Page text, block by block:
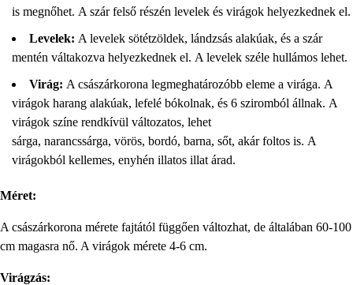
is megnőhet. A szár felső részén levelek és virágok helyezkednek el.
Levelek: A levelek sötétzöldek, lándzsás alakúak, és a szár
mentén váltakozva helyezkednek el. A levelek széle hullámos lehet.
Virág: A császárkorona legmeghatározóbb eleme a virága. A
virágok harang alakúak, lefelé bókolnak, és 6 sziromból állnak. A
virágok színe rendkívül változatos, lehet
sárga, narancssárga, vörös, bordó, barna, sőt, akár foltos is. A
virágokból kellemes, enyhén illatos illat árad.
Méret:
A császárkorona mérete fajtától függően változhat, de általában 60-100
cm magasra nő. A virágok mérete 4-6 cm.
Virágzás: